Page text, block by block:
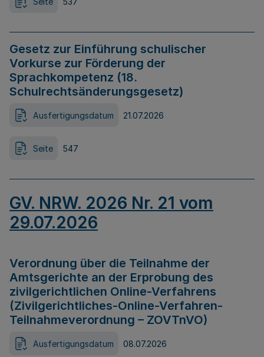
Gesetz zur Einführung schulischer
Vorkurse zur Förderung der
Sprachkompetenz (18.
Schulrechtsänderungsgesetz)
Ausfertigungsdatum 21.07.2026
Seite 547
GV. NRW. 2026 Nr. 21 vom
29.07.2026
Verordnung über die Teilnahme der
Amtsgerichte an der Erprobung des
zivilgerichtlichen Online-Verfahrens
(Zivilgerichtliches-Online-Verfahren-
Teilnahmeverordnung – ZOVTnVO)
Ausfertigungsdatum 08.07.2026